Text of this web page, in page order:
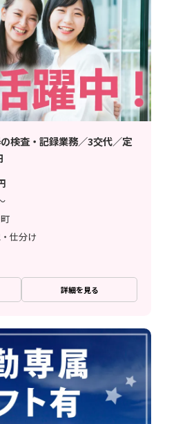
検査・記録業務／3交代／定
仕分け
詳細を見る